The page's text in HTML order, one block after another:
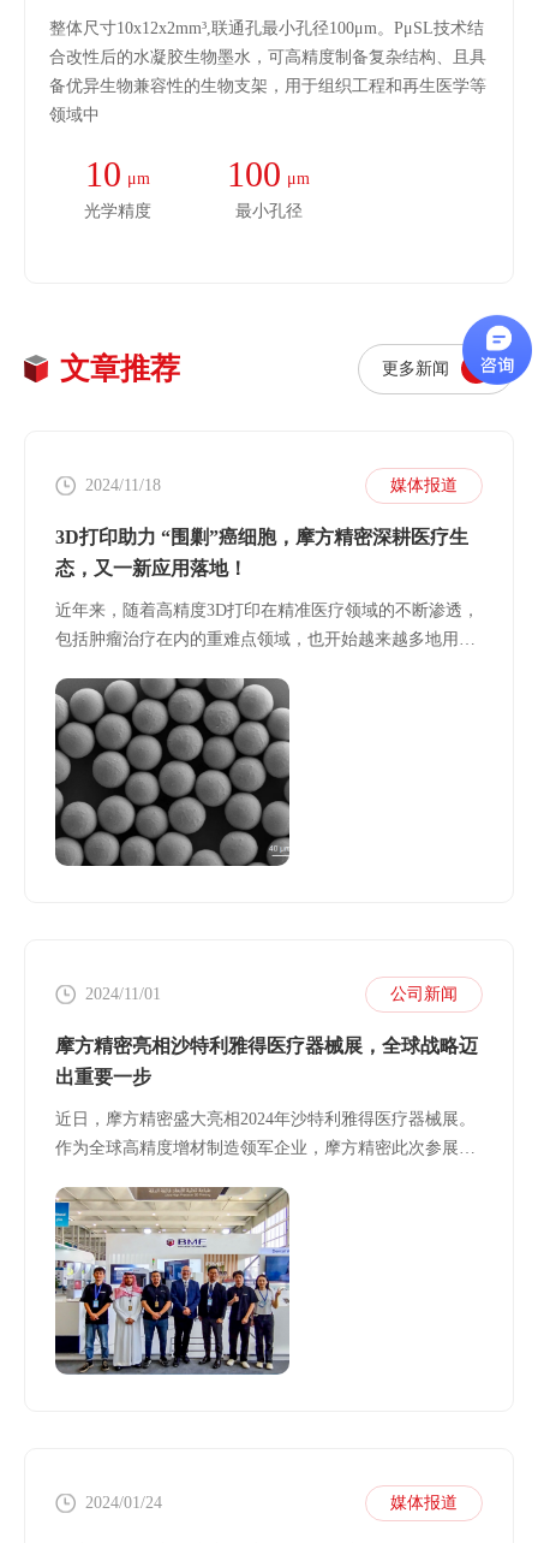
整体尺寸10x12x2mm³,联通孔最小孔径100μm。PμSL技术结
合改性后的水凝胶生物墨水，可高精度制备复杂结构、且具
备优异生物兼容性的生物支架，用于组织工程和再生医学等
领域中
10 μm
光学精度
100 μm
最小孔径
文章推荐 更多新闻
2024/11/18 媒体报道
3D打印助力 “围剿”癌细胞，摩方精密深耕医疗生
态，又一新应用落地！
近年来，随着高精度3D打印在精准医疗领域的不断渗透，
包括肿瘤治疗在内的重难点领域，也开始越来越多地用到
者，一直在探索与科研机构、医疗机构的开放合作，用技
术赋能企业创新，共享创新成果。
2024/11/01 公司新闻
摩方精密亮相沙特利雅得医疗器械展，全球战略迈
出重要一步
近日，摩方精密盛大亮相2024年沙特利雅得医疗器械展。
作为全球高精度增材制造领军企业，摩方精密此次参展不
球创新战略的持续推进和中东市场布局带来了重要契机。
2024/01/24 媒体报道